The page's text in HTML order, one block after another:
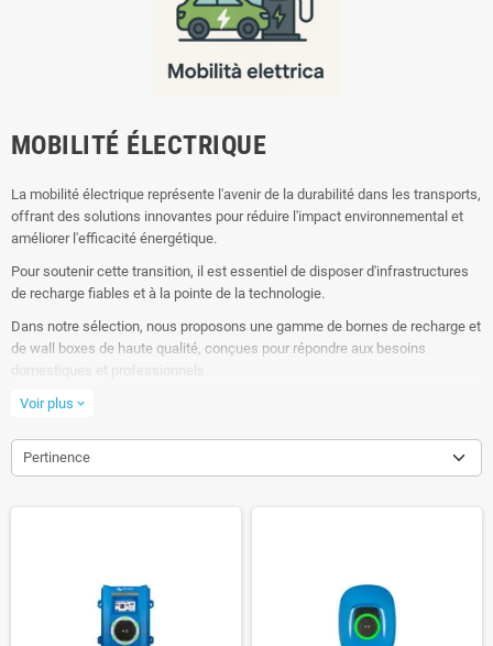
MOBILITÉ ÉLECTRIQUE
La mobilité électrique représente l'avenir de la durabilité dans les transports,
offrant des solutions innovantes pour réduire l'impact environnemental et
améliorer l'efficacité énergétique.
Pour soutenir cette transition, il est essentiel de disposer d'infrastructures
de recharge fiables et à la pointe de la technologie.
Dans notre sélection, nous proposons une gamme de bornes de recharge et
de wall boxes de haute qualité, conçues pour répondre aux besoins
domestiques et professionnels.
En choisissant nos solutions pour la mobilité électrique, vous contribuerez
produits fiables et technologiquement avancés.
Voir plus expand_more
Pertinence